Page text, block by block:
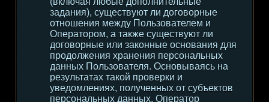
задания), существуют ли договорные
отношения между Пользователем и
Оператором, а также существуют ли
договорные или законные основания для
продолжения хранения персональных
данных Пользователя. Основываясь на
результатах такой проверки и
уведомлениях, полученных от субъектов
персональных данных, Оператор